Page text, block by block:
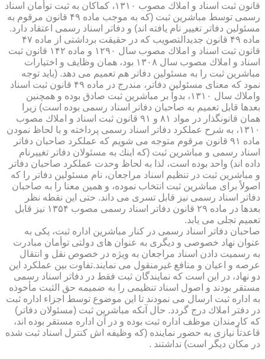
قانون ثبت اسناد و املاك مصوب ۱۳۱۰، كماكان به ثبت توأمان اسناد
رسمی توسط مباشرین ثبت (كه به موجب ماده ۴۹ قانون مرقوم به
مسئولین دفاتر تغییر نام یافته اند) و دفاتر اسناد رسمی اعتقاد دارد.
ماده ۴۹ قانون جدیدالتصویب كه در حقیقت برداشتی از ماده ۴۷
قانون ثبت اسناد و املاك مصوب سال ۱۲۹۰ و ماده ۱۴۲ قانون ثبت
اسناد و املاك مصوب سال ۱۳۰۸ بود، همان وظایف و اختیارات
مباشرین ثبت را به مسئولین دفاتر هم تعمیم می دهد. (باید توجه
نمود كه معنای مسئولین دفاتر، مندرج در ماده ۴۹ قانون ثبت اسناد
واملاك سال ۱۳۱۰، بدواً بر مباشرین ثبت صادق بوده و همچنین
بعدها قابل تعمیم به صاحبان دفاتر اسناد رسمی بوده است) زیرا
همان قانونگذار در مواد ۸۱ و ۹۱ قانون ثبت اسناد و املاك مصوب
۱۳۱۰، به شرح عملكرد دفاتر اسناد رسمی پرداخته و با لحاظ نمودن
ماده ۹۱ قانون مرقوم متوجه می شویم كه عملكرد صاحبان دفاتر
اسناد رسمی و مباشرین ثبت (كه اینك به مسئولان دفاتر تغییرنام
داده اند) واحد بوده است، لذا به لحاظ وحدت عملكرد صاحبان دفاتر
و مباشرین ثبت در تنظیم اسناد مراجعان، نام مسئولین دفاتر را كه
اصولاً برای مباشرین ثبت انتخاب نموده، و همین معنا را به صاحبان
دفاتر اسناد رسمی نیز قابل تسری می داند. حتی این نقطه نظر
بعدها در ماده ۲۹ قانون دفاتر اسناد رسمی مصوب ۱۳۵۴ نیز قابل
تعمیم تجلی می یابد.
صاحبان دفاتر اسناد رسمی در كنار مباشرین اداره ثبت، یكی به
عنوان نهاد خصوصی و دیگری به عنوان های دولتی توأمان مبادرت
به رسمیت دادن اسناد مراجعان به ویژه در خصوص نقل و انتقال
عرصه و اعیان و منافع غیرمنقول می نمایند.تفاوت بین عملكرد این
دو نهاد، در این است كه نمایندگان ثبت فقط در دفاتر اسناد رسمی
مستقر بودند و اصول اسناد تنظیمی را به ضمیمه حق الثبت مأخوذه
به اداره ثبت ارسال می نمودند تا این موضوع توسط اجزاء اداره ثبت
در دفتر املاك درج گردد. حال آنكه مباشرین ثبت (مسئولان دفاتر)
كه كارمندان موظف اداره ثبت بوده و در آن اداره مستقر بوده اند،
قاعدتاً نیازی به حضور نماینده (كه وظیفه اش كنترل اسناد ثبت شده
در مكان دیگر است) نداشتند .